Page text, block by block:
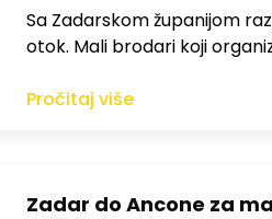
Sa Zadarskom županijom
otok. Mali brodari koji
Pročitaj više
Zadar do Ancone za